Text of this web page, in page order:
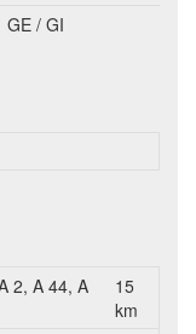
GE / GI
2, A 44, A
15
km